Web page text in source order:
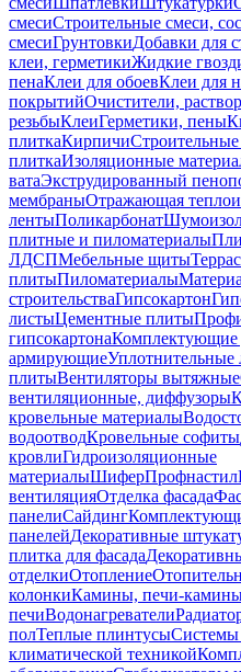
смесиСтроительные смеси,
смесиГрунтовкиДобавки для
клеи, герметикиЖидкие
пенаКлеи для обоевКлеи для
покрытийОчистители,
резьбыКлеиГерметики, пены
плиткаКирпичи
плиткаИзоляционные
ватаЭкструдированный
мембраныОтражающая
лентыПоликарбонат
плитные и пиломатериалы
ЛДСПМебельные щиты
плитыПиломатериалы
строительстваГипсокартон
листыЦементные плиты
гипсокартонаКомплектующие
армирующиеУплотнительные
плитыВентиляторы вытяжные
вентиляционные, диффузоры
кровельные материалы
водоотводКровельные софиты
кровлиГидроизоляционные
материалыШиферПрофнастил
вентиляцияОтделка фасада
панелиСайдинг
панелейДекоративные
плитка для фасада
отделкиОтопление
колонкиКамины, печи-
печиВодонагреватели
полТеплые плинтусыСистемы
климатической техникой